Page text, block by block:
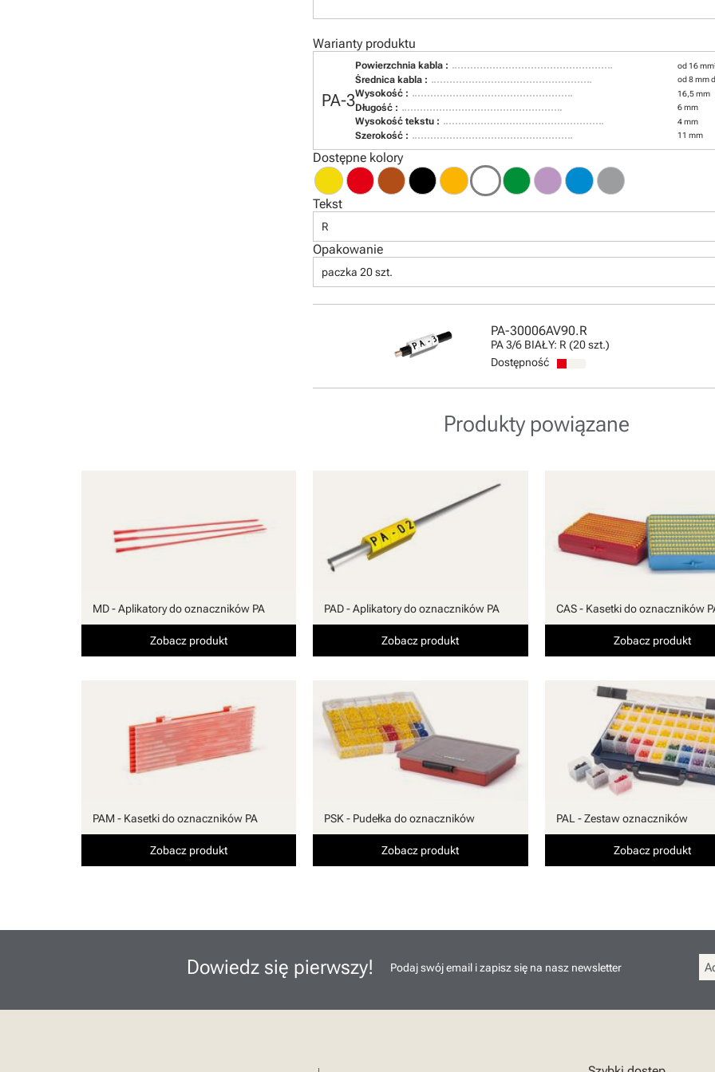
Warianty produktu
PA-3
Powierzchnia kabla : od 16
Średnica kabla : od 8 mm
Wysokość : 16,5 mm
Długość : 6 mm
Wysokość tekstu : 4 mm
Szerokość : 11 mm
Dostępne kolory
Tekst
R
Opakowanie
paczka 20 szt.
PA-30006AV90.R
PA 3/6 BIAŁY: R (20 szt.)
Dostępność
Produkty powiązane
MD - Aplikatory do oznaczników PA
Zobacz produkt
PAD - Aplikatory do oznaczników PA
Zobacz produkt
CAS - Kasetki do oznaczników
Zobacz produkt
PAM - Kasetki do oznaczników PA
Zobacz produkt
PSK - Pudełka do oznaczników
Zobacz produkt
PAL - Zestaw oznaczników
Zobacz produkt
Dowiedz się pierwszy! Podaj swój email i zapisz się na nasz newsletter